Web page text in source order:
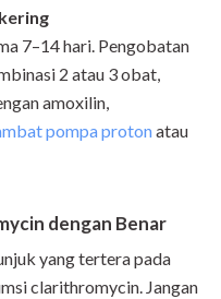
7–14 hari. Pengobatan
2 atau 3 obat,
amoxilin,
pompa protonatau
dengan Benar
yang tertera pada
clarithromycin. Jangan